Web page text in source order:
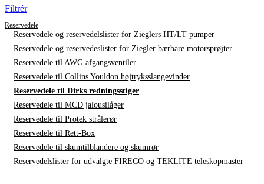
Filtrér
Reservedele
Reservedele og reservedelslister for Zieglers HT/LT pumper
Reservedele og reservedeslister for Ziegler bærbare motorsprøjter
Reservedele til AWG afgangsventiler
Reservedele til Collins Youldon højtryksslangevinder
Reservedele til Dirks redningsstiger
Reservedele til MCD jalousilåger
Reservedele til Protek strålerør
Reservedele til Rett-Box
Reservedele til skumtilblandere og skumrør
Reservedelslister for udvalgte FIRECO og TEKLITE teleskopmaster